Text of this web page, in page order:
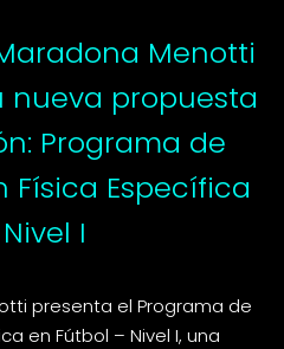
Menotti
nueva propuesta
Programa de
Física Específica
I
presenta el Programa de
en Fútbol – Nivel I, una